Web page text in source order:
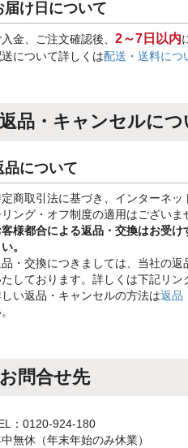
届け日について
金、ご注文確認後、 2～7日以内
について詳しくは配送・送料につ
返品・キャンセルにつ
品について
商取引法に基づき、インターネ
ング・オフ制度の適用はございま
様都合による返品・交換はお受
。
・交換につきましては、当社の
しております。詳しくは下記リン
い返品・キャンセルの方法は返品
お問合せ先
：0120-924-180
無休（年末年始のみ休業）